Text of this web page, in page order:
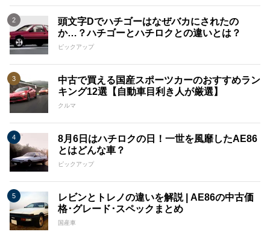
頭文字Dでハチゴーはなぜバカにされたの
か…？ハチゴーとハチロクとの違いとは？
ピックアップ
中古で買える国産スポーツカーのおすすめラン
キング12選【自動車目利き人が厳選】
クルマ
8月6日はハチロクの日！一世を風靡したAE86
とはどんな車？
ピックアップ
レビンとトレノの違いを解説 | AE86の中古価
格･グレード･スペックまとめ
国産車